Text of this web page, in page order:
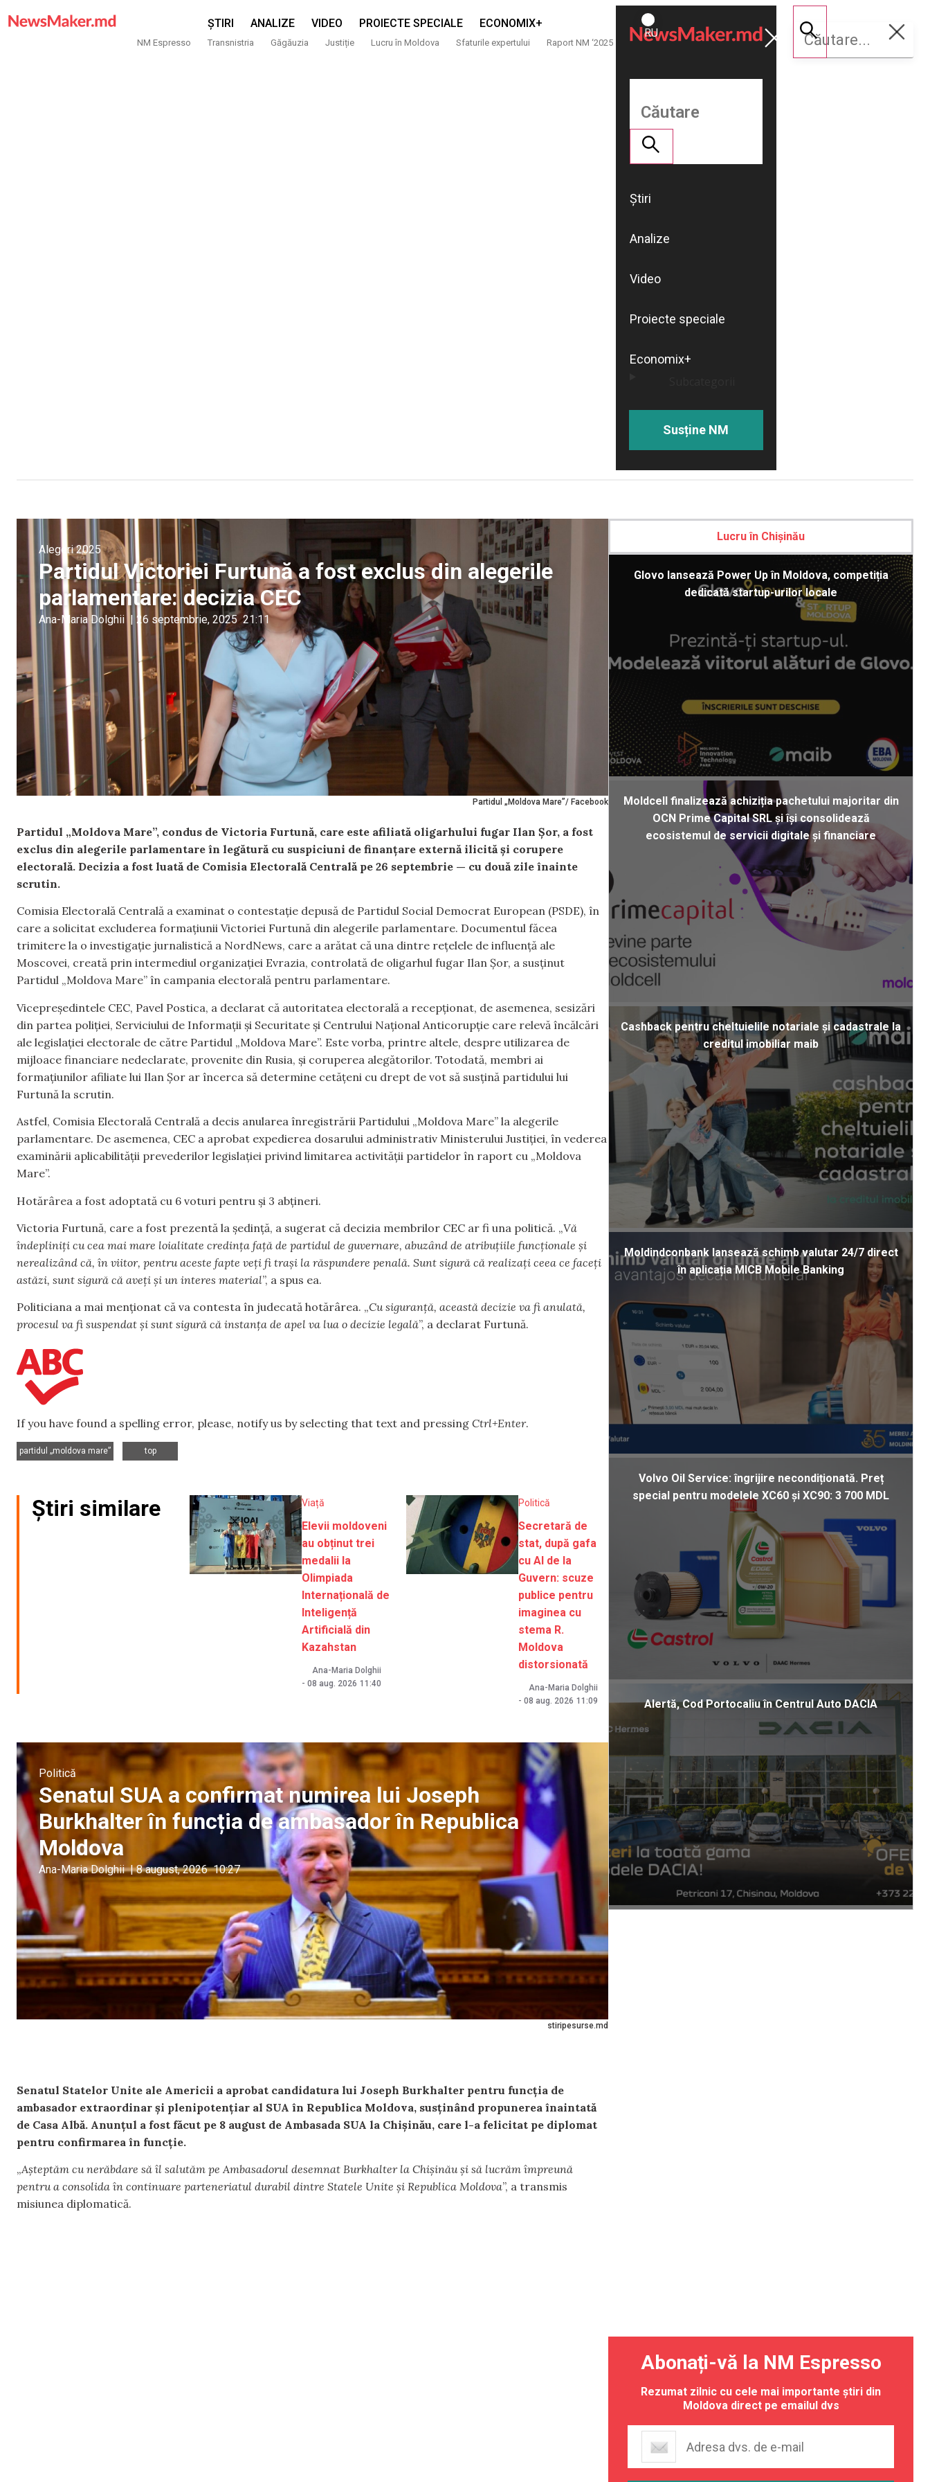
ȘTIRI ANALIZE VIDEO PROIECTE SPECIALE ECONOMIX+
NM Espresso Transnistria Găgăuzia Justiție Lucru în Moldova Sfaturile expertului Raport NM ‘2025
ROMÂNĂ
RU
Susține
NM
Știri
Analize
Video
Proiecte speciale
Economix+
Susține NM
Partidul „Moldova Mare”/ Facebook
Alegeri 2025
Partidul Victoriei Furtună a fost exclus din alegerile
parlamentare: decizia CEC
Ana-Maria Dolghii | 26 septembrie, 2025 21:11
Partidul „Moldova Mare”, condus de Victoria Furtună, care este afiliată oligarhului fugar Ilan Șor, a fost
exclus din alegerile parlamentare în legătură cu suspiciuni de finanțare externă ilicită și corupere
electorală. Decizia a fost luată de Comisia Electorală Centrală pe 26 septembrie — cu două zile înainte
scrutin.
Comisia Electorală Centrală a examinat o contestație depusă de Partidul Social Democrat European (PSDE), în
care a solicitat excluderea formațiunii Victoriei Furtună din alegerile parlamentare. Documentul făcea
trimitere la o investigație jurnalistică a NordNews, care a arătat că una dintre rețelele de influență ale
Moscovei, creată prin intermediul organizației Evrazia, controlată de oligarhul fugar Ilan Șor, a susținut
Partidul „Moldova Mare” în campania electorală pentru parlamentare.
Vicepreședintele CEC, Pavel Postica, a declarat că autoritatea electorală a recepționat, de asemenea, sesizări
din partea poliției, Serviciului de Informații și Securitate și Centrului Național Anticorupție care relevă încălcări
ale legislației electorale de către Partidul „Moldova Mare”. Este vorba, printre altele, despre utilizarea de
mijloace financiare nedeclarate, provenite din Rusia, și coruperea alegătorilor. Totodată, membri ai
formațiunilor afiliate lui Ilan Șor ar încerca să determine cetățeni cu drept de vot să susțină partidului lui
Furtună la scrutin.
Astfel, Comisia Electorală Centrală a decis anularea înregistrării Partidului „Moldova Mare” la alegerile
parlamentare. De asemenea, CEC a aprobat expedierea dosarului administrativ Ministerului Justiției, în vederea
examinării aplicabilității prevederilor legislației privind limitarea activității partidelor în raport cu „Moldova
Mare”.
Hotărârea a fost adoptată cu 6 voturi pentru și 3 abțineri.
Victoria Furtună, care a fost prezentă la ședință, a sugerat că decizia membrilor CEC ar fi una politică. „Vă
îndepliniți cu cea mai mare loialitate credința față de partidul de guvernare, abuzând de atribuțiile funcționale și
nerealizând că, în viitor, pentru aceste fapte veți fi trași la răspundere penală. Sunt sigură că realizați ceea ce faceți
astăzi, sunt sigură că aveți și un interes material”, a spus ea.
Politiciana a mai menționat că va contesta în judecată hotărârea. „Cu siguranță, această decizie va fi anulată,
procesul va fi suspendat și sunt sigură că instanța de apel va lua o decizie legală”, a declarat Furtună.
If you have found a spelling error, please, notify us by selecting that text and pressing Ctrl+Enter.
partidul „moldova mare”
top
Știri similare Viață
Elevii moldoveni
au obținut trei
medalii la
Olimpiada
Internațională de
Inteligență
Artificială din
Kazahstan
Ana-Maria Dolghii
- 08 aug. 2026 11:40
Politică
Secretară de
stat, după gafa
cu AI de la
Guvern: scuze
publice pentru
imaginea cu
stema R.
Moldova
distorsionată
Ana-Maria Dolghii
- 08 aug. 2026 11:09
stiripesurse.md
Politică
Senatul SUA a confirmat numirea lui Joseph
Burkhalter în funcția de ambasador în Republica
Moldova
Ana-Maria Dolghii | 8 august, 2026 10:27
Senatul Statelor Unite ale Americii a aprobat candidatura lui Joseph Burkhalter pentru funcția de
ambasador extraordinar și plenipotențiar al SUA în Republica Moldova, susținând propunerea înaintată
de Casa Albă. Anunțul a fost făcut pe 8 august de Ambasada SUA la Chișinău, care l-a felicitat pe diplomat
pentru confirmarea în funcție.
„Așteptăm cu nerăbdare să îl salutăm pe Ambasadorul desemnat Burkhalter la Chișinău și să lucrăm împreună
pentru a consolida în continuare parteneriatul durabil dintre Statele Unite și Republica Moldova”, a transmis
misiunea diplomatică.
Lucru în Chișinău
Glovo lansează Power Up în Moldova, competiția
dedicată startup-urilor locale
Moldcell finalizează achiziția pachetului majoritar din
OCN Prime Capital SRL și își consolidează
ecosistemul de servicii digitale și financiare
Cashback pentru cheltuielile notariale și cadastrale la
creditul imobiliar maib
Moldindconbank lansează schimb valutar 24/7 direct
în aplicația MICB Mobile Banking
Volvo Oil Service: îngrijire necondiționată. Preț
special pentru modelele XC60 și XC90: 3 700 MDL
Alertă, Cod Portocaliu în Centrul Auto DACIA
Abonați-vă la NM Espresso
Rezumat zilnic cu cele mai importante știri din
Moldova direct pe emailul dvs